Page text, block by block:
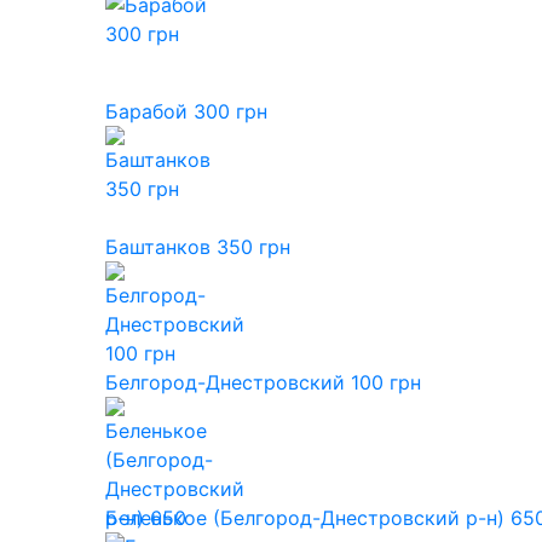
Барабой 300 грн
Баштанков 350 грн
Белгород-Днестровский 100 грн
Беленькое (Белгород-Днестровский р-н)